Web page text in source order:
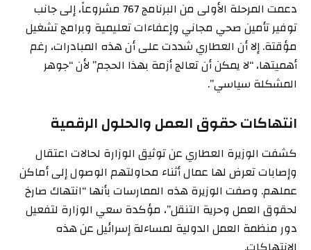
دعمت المرحلة الأولى من البرنامج 767 مشروعاً، إلى جانب
توفير تأمين صحي مجاني وإعفاءات تعليمية وبرامج تشغيل
مؤقتة. إلا أن العطاري شددت على أن هذه المبادرات، رغم
أهميتها، “لا يمكن أن تعالج أزمة بهذا الحجم” لأن “جوهر
المشكلة سياسي”.
انتهاكات حقوق العمل والحلول الرقمية
كشفت الوزيرة العطاري عن توثيق الوزارة لحالات اعتقال
وإصابات تعرض لها عمال أثناء محاولتهم الوصول إلى أماكن
عملهم. وصفت الوزيرة هذه الممارسات بأنها “انتهاك صارخ
لحقوق العمل وحرية التنقل”، مؤكدة سعي الوزارة لتفعيل
دور منظمة العمل الدولية لمساءلة إسرائيل عن هذه